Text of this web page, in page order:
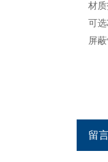
材
可
屏
留